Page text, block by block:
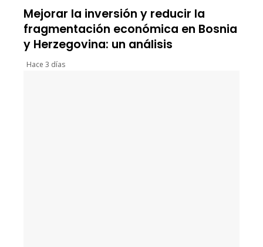
Mejorar la inversión y reducir la
fragmentación económica en Bosnia
y Herzegovina: un análisis
Hace 3 días